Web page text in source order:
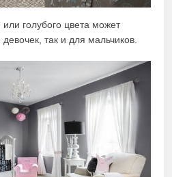
голубого цвета может
так и для мальчиков.